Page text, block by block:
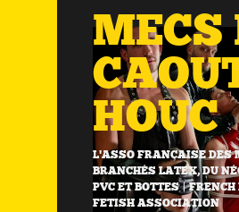
MECS
HOUC
L'ASSO FRANÇAISE DES
BRANCHÉS LATEX, DU
PVC ET BOTTES | FRENCH
FETISH ASSOCIATION